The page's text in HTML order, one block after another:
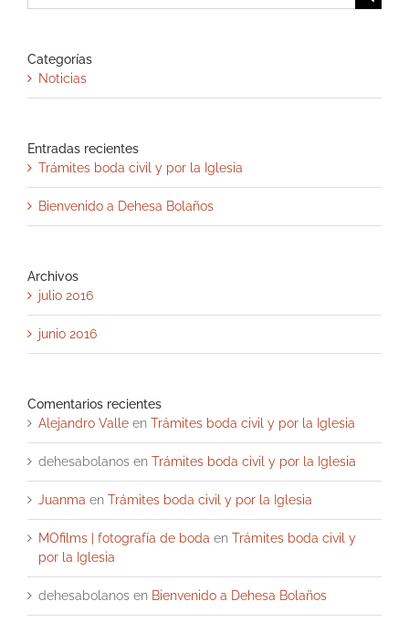
Categorías
Noticias
Entradas recientes
Trámites boda civil y por la Iglesia
Bienvenido a Dehesa Bolaños
Archivos
julio 2016
junio 2016
Comentarios recientes
Alejandro Valle en Trámites boda civil y por la Iglesia
dehesabolanos en Trámites boda civil y por la Iglesia
Juanma en Trámites boda civil y por la Iglesia
MOfilms | fotografía de boda en Trámites boda civil y
por la Iglesia
dehesabolanos en Bienvenido a Dehesa Bolaños